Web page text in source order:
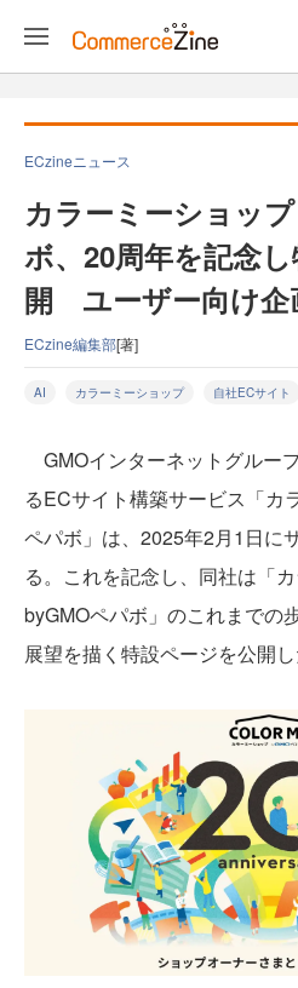
ECzineニュース
カラーミーショッ
ボ、20周年を記念
開 ユーザー向け企
ECzine編集部[著]
AI カラーミーショップ 自社ECサイト
GMOインターネットグルー
るECサイト構築サービス「カ
ペパボ」は、2025年2月1日に
る。これを記念し、同社は「
byGMOペパボ」のこれまでの
展望を描く特設ページを公開し